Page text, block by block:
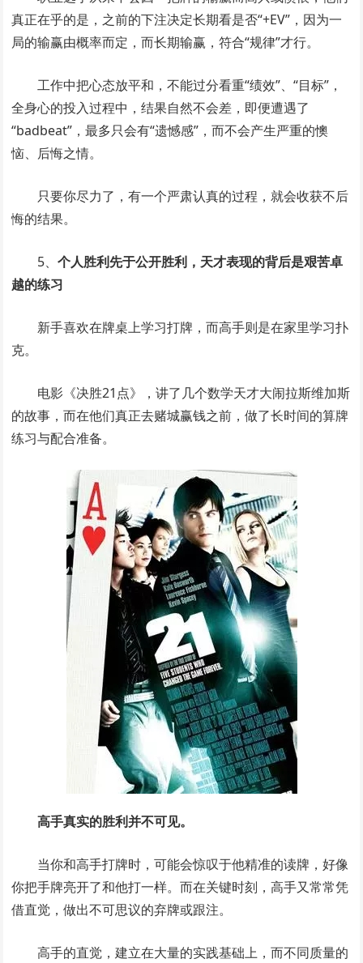
真正在乎的是，之前的下注决定长期看是否“+EV”，因为一
局的输赢由概率而定，而长期输赢，符合“规律”才行。
工作中把心态放平和，不能过分看重“绩效”、“目标”，
全身心的投入过程中，结果自然不会差，即便遭遇了
“badbeat”，最多只会有“遗憾感”，而不会产生严重的懊
恼、后悔之情。
只要你尽力了，有一个严肃认真的过程，就会收获不后
悔的结果。
5、个人胜利先于公开胜利，天才表现的背后是艰苦卓
越的练习
新手喜欢在牌桌上学习打牌，而高手则是在家里学习扑
克。
电影《决胜21点》，讲了几个数学天才大闹拉斯维加斯
的故事，而在他们真正去赌城赢钱之前，做了长时间的算牌
练习与配合准备。
高手真实的胜利并不可见。
当你和高手打牌时，可能会惊叹于他精准的读牌，好像
你把手牌亮开了和他打一样。而在关键时刻，高手又常常凭
借直觉，做出不可思议的弃牌或跟注。
高手的直觉，建立在大量的实践基础上，而不同质量的